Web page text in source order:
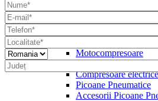
Motocompresoare
Compresoare
Compresoare
Picoane Pneumatice
Accesorii Picoane